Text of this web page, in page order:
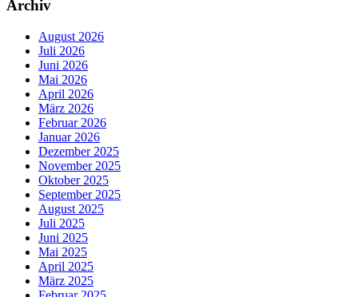
Archiv
August 2026
Juli 2026
Juni 2026
Mai 2026
April 2026
März 2026
Februar 2026
Januar 2026
Dezember 2025
November 2025
Oktober 2025
September 2025
August 2025
Juli 2025
Juni 2025
Mai 2025
April 2025
März 2025